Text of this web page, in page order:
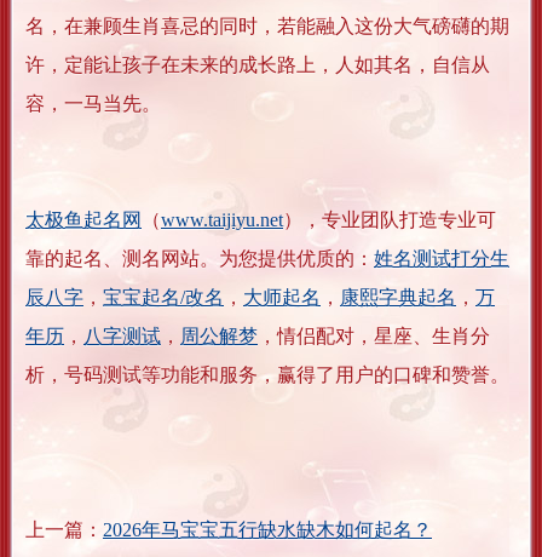
名，在兼顾生肖喜忌的同时，若能融入这份大气磅礴的期
许，定能让孩子在未来的成长路上，人如其名，自信从
容，一马当先。
太极鱼起名网 （www.taijiyu.net），专业团队打造专业可
靠的起名、测名网站。为您提供优质的： 姓名测试打分生
辰八字 ， 宝宝起名/改名 ， 大师起名 ， 康熙字典起名 ， 万
年历 ， 八字测试 ， 周公解梦 ，情侣配对，星座、生肖分
析，号码测试等功能和服务，赢得了用户的口碑和赞誉。
上一篇： 2026年马宝宝五行缺水缺木如何起名？